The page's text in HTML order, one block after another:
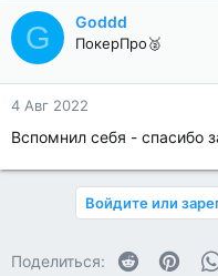
G Goddd
ПокерПро🥈
4 Авг 2022
Вспомнил себя - спасибо
Войдите или
Поделиться: Reddit